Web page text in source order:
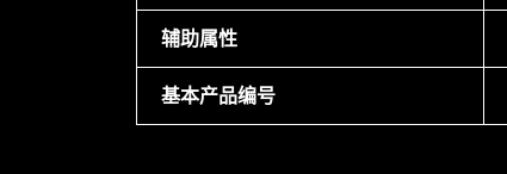
辅助属性
基本产品编号